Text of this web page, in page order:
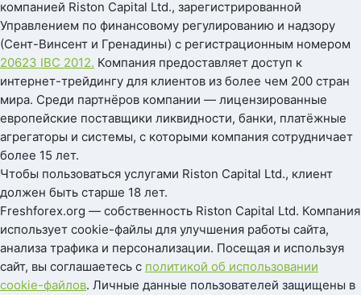
компанией Riston Capital Ltd., зарегистрированной
Управлением по финансовому регулированию и надзору
(Сент-Винсент и Гренадины) с регистрационным номером
20623 IBC 2012. Компания предоставляет доступ к
интернет-трейдингу для клиентов из более чем 200 стран
мира. Среди партнёров компании — лицензированные
европейские поставщики ликвидности, банки, платёжные
агрегаторы и системы, с которыми компания сотрудничает
более 15 лет.
Чтобы пользоваться услугами Riston Capital Ltd., клиент
должен быть старше 18 лет.
Freshforex.org — собственность Riston Capital Ltd. Компания
использует cookie-файлы для улучшения работы сайта,
анализа трафика и персонализации. Посещая и используя
сайт, вы соглашаетесь с политикой об использовании
cookie-файлов. Личные данные пользователей защищены в